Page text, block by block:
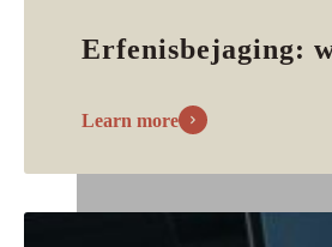
Erfenisbejaging:
Learn more